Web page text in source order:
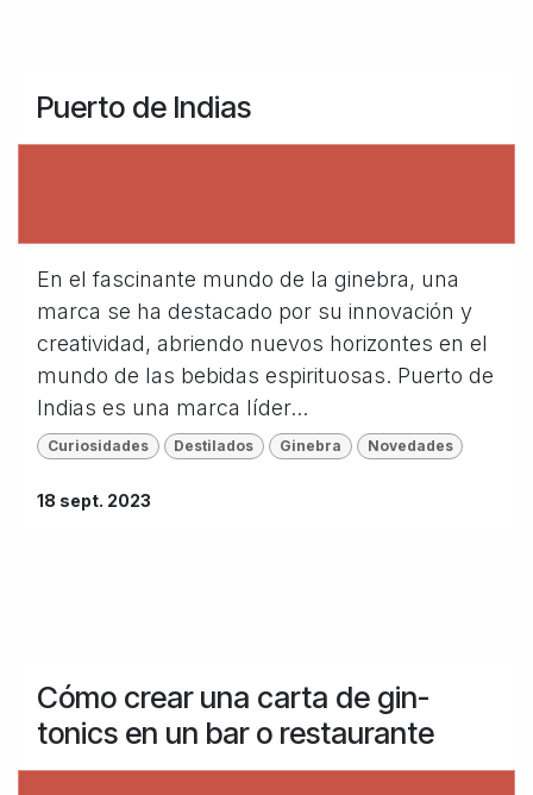
Puerto de Indias
En el fascinante mundo de la ginebra, una
marca se ha destacado por su innovación y
creatividad, abriendo nuevos horizontes en el
mundo de las bebidas espirituosas. Puerto de
Indias es una marca líder...
Curiosidades Destilados Ginebra Novedades
18 sept. 2023
Cómo crear una carta de gin-
tonics en un bar o restaurante